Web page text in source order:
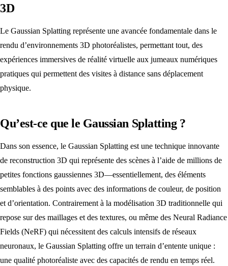
3D
Le Gaussian Splatting représente une avancée fondamentale dans le
rendu d’environnements 3D photoréalistes, permettant tout, des
expériences immersives de réalité virtuelle aux jumeaux numériques
pratiques qui permettent des visites à distance sans déplacement
physique.
Qu’est-ce que le Gaussian Splatting ?
Dans son essence, le Gaussian Splatting est une technique innovante
de reconstruction 3D qui représente des scènes à l’aide de millions de
petites fonctions gaussiennes 3D—essentiellement, des éléments
semblables à des points avec des informations de couleur, de position
et d’orientation. Contrairement à la modélisation 3D traditionnelle qui
repose sur des maillages et des textures, ou même des Neural Radiance
Fields (NeRF) qui nécessitent des calculs intensifs de réseaux
neuronaux, le Gaussian Splatting offre un terrain d’entente unique :
une qualité photoréaliste avec des capacités de rendu en temps réel.